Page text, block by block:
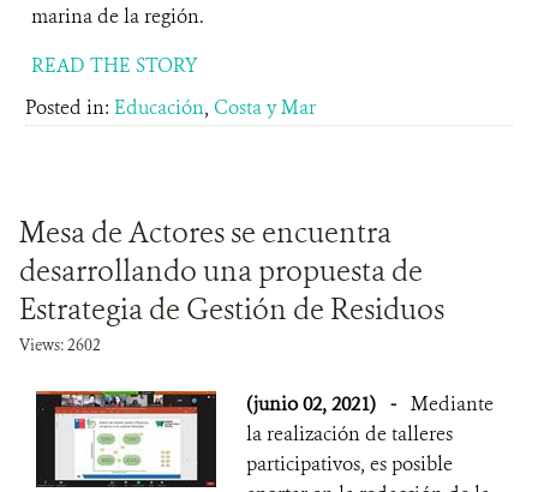
marina de la región.
READ THE STORY
Posted in: Educación, Costa y Mar
Mesa de Actores se encuentra
desarrollando una propuesta de
Estrategia de Gestión de Residuos
Views: 2602
(junio 02, 2021) - Mediante
la realización de talleres
participativos, es posible